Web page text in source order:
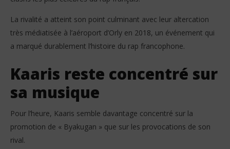
La rivalité a atteint son point culminant avec leur altercation
très médiatisée à l’aéroport d’Orly en 2018, un événement qui
a marqué durablement l’histoire du rap francophone.
Kaaris reste concentré sur
sa musique
Pour l’heure, Kaaris semble davantage concentré sur la
promotion de « Byakugan » que sur les provocations de son
rival.